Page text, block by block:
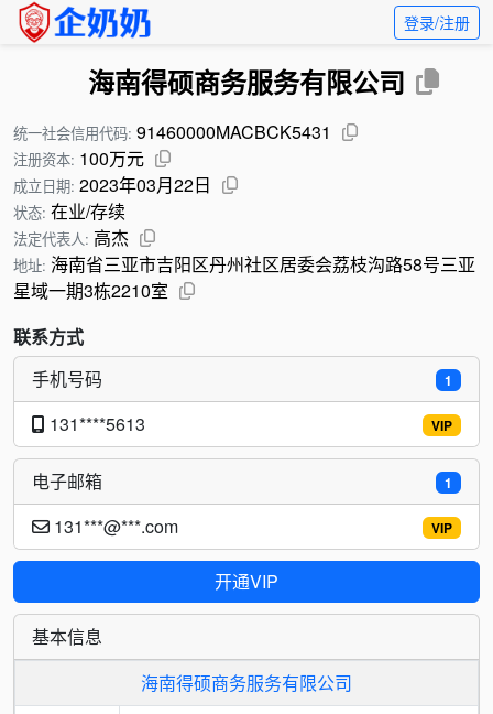
登录/注册
海南得硕商务服务有限公司
统一社会信用代码: 91460000MACBCK5431
注册资本: 100万元
成立日期: 2023年03月22日
状态: 在业/存续
法定代表人: 高杰
地址: 海南省三亚市吉阳区丹州社区居委会荔枝沟路58号三亚
星域一期3栋2210室
联系方式
1
手机号码
VIP
131****5613
1
电子邮箱
VIP
131***@***.com
开通VIP
基本信息
海南得硕商务服务有限公司